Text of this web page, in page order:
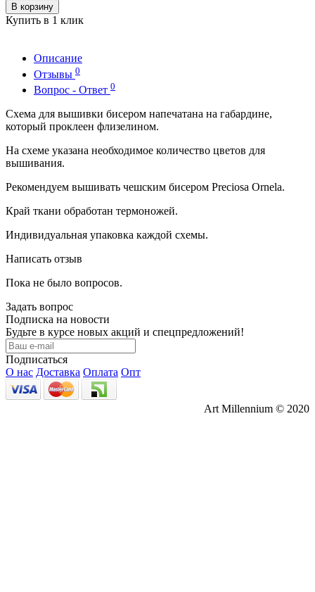
В корзину
Купить в 1 клик
Описание
Отзывы 0
Вопрос - Ответ 0
Схема для вышивки бисером напечатана на габардине,
который проклеен флизелином.
На схеме указана необходимое количество цветов для
вышивания.
Рекомендуем вышивать чешским бисером Preciosa Ornela.
Край ткани обработан термоножей.
Индивидуальная упаковка каждой схемы.
Написать отзыв
Пока не было вопросов.
Задать вопрос
Подписка на новости
Будьте в курсе новых акций и спецпредложений!
Подписаться
О нас Доставка Оплата Опт
Art Millennium © 2020